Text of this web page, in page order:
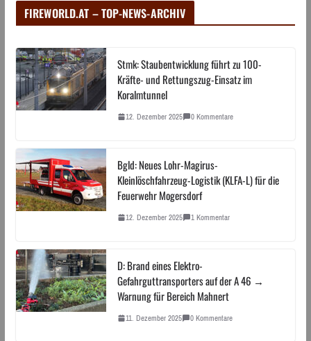
FIREWORLD.AT – TOP-NEWS-ARCHIV
Stmk: Staubentwicklung führt zu 100-
Kräfte- und Rettungszug-Einsatz im
Koralmtunnel
12. Dezember 2025 0 Kommentare
Bgld: Neues Lohr-Magirus-
Kleinlöschfahrzeug-Logistik (KLFA-L) für die
Feuerwehr Mogersdorf
12. Dezember 2025 1 Kommentar
D: Brand eines Elektro-
Gefahrguttransporters auf der A 46 →
Warnung für Bereich Mahnert
11. Dezember 2025 0 Kommentare